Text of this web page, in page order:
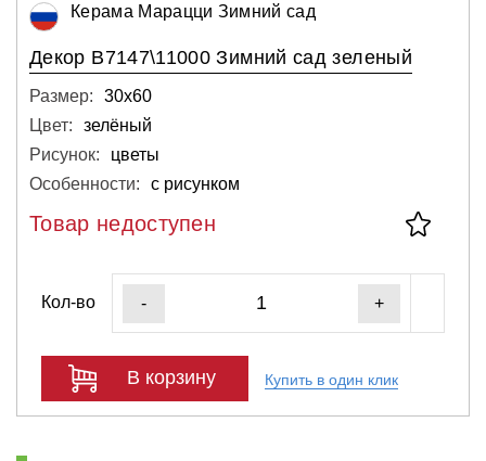
Керама Марацци Зимний сад
Декор В7147\11000 Зимний сад зеленый
Размер:
30х60
Цвет:
зелёный
Рисунок:
цветы
Особенности:
с рисунком
Товар недоступен
Кол-во - +
В корзину Купить в один клик